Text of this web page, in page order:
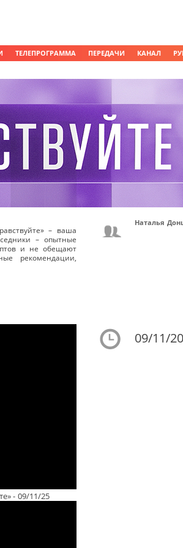
ТЕЛЕПРОГРАММА ПЕРЕДАЧИ КАНАЛ
– ваша
– опытные
и не обещают
рекомендации,
Наталья
- 09/11/25
09/11/